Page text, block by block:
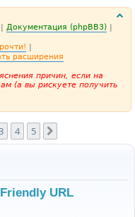
| Документация (phpBB3) |
|
расширения
причин, если на
(а вы рискуете получить
4 5
URL